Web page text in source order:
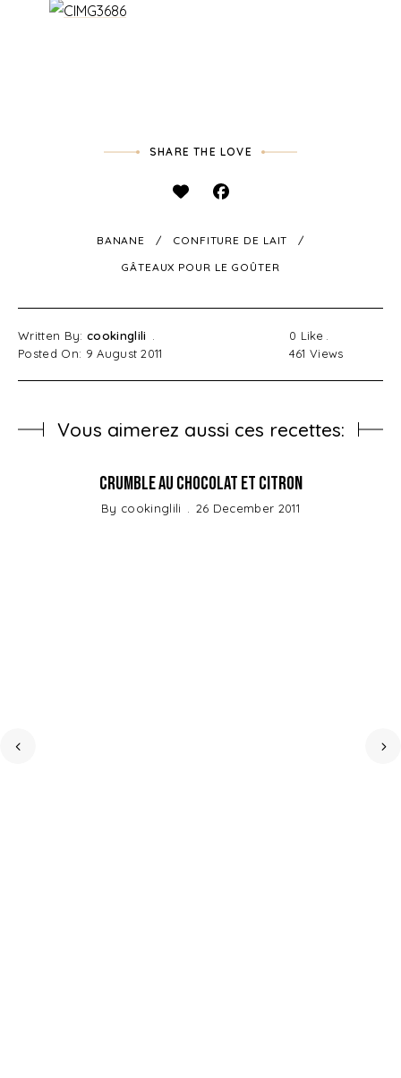
SHARE THE LOVE
BANANE
CONFITURE DE LAIT
GÂTEAUX POUR LE GOÛTER
Written By: cookinglili
Posted On: 9 August 2011
0 Like
461 Views
Vous aimerez aussi ces recettes:
Crumble au Chocolat et Citron
By cookinglili 26 December 2011